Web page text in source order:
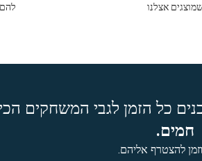
אצלנו
כל הזמן לגבי המשחקים
חמים.
להצטרף אליהם.